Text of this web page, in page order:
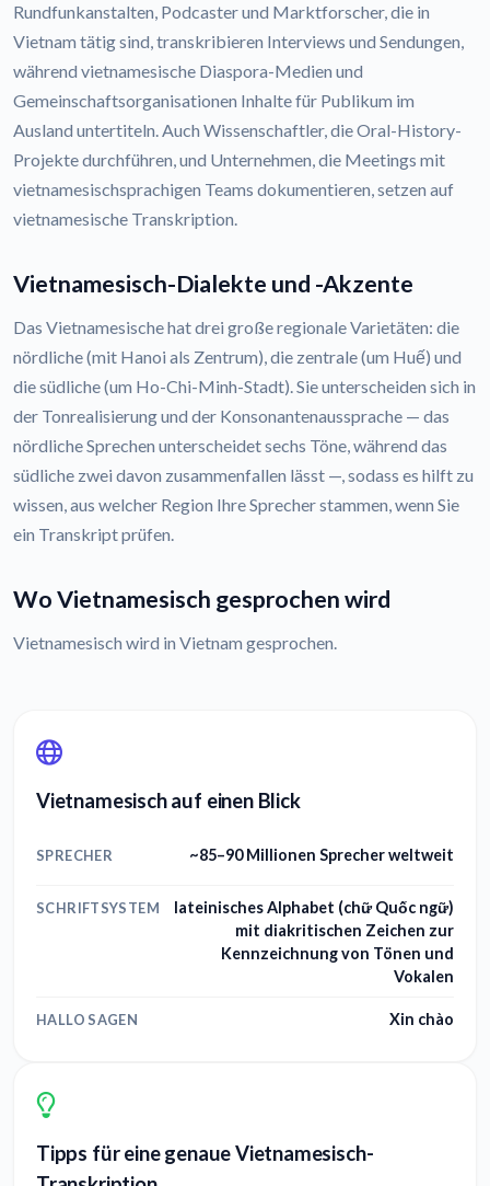
Rundfunkanstalten, Podcaster und Marktforscher, die in
Vietnam tätig sind, transkribieren Interviews und Sendungen,
während vietnamesische Diaspora-Medien und
Gemeinschaftsorganisationen Inhalte für Publikum im
Ausland untertiteln. Auch Wissenschaftler, die Oral-History-
Projekte durchführen, und Unternehmen, die Meetings mit
vietnamesischsprachigen Teams dokumentieren, setzen auf
vietnamesische Transkription.
Vietnamesisch-Dialekte und -Akzente
Das Vietnamesische hat drei große regionale Varietäten: die
nördliche (mit Hanoi als Zentrum), die zentrale (um Huế) und
die südliche (um Ho-Chi-Minh-Stadt). Sie unterscheiden sich in
der Tonrealisierung und der Konsonantenaussprache — das
nördliche Sprechen unterscheidet sechs Töne, während das
südliche zwei davon zusammenfallen lässt —, sodass es hilft zu
wissen, aus welcher Region Ihre Sprecher stammen, wenn Sie
ein Transkript prüfen.
Wo Vietnamesisch gesprochen wird
Vietnamesisch wird in Vietnam gesprochen.
Vietnamesisch auf einen Blick
SPRECHER ~85–90 Millionen Sprecher weltweit
SCHRIFTSYSTEM
lateinisches Alphabet (chữ Quốc ngữ)
mit diakritischen Zeichen zur
Kennzeichnung von Tönen und
Vokalen
HALLO SAGEN Xin chào
Tipps für eine genaue Vietnamesisch-